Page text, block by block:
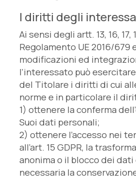
I diritti degli
Ai sensi degli artt. 13, 16, 17,
Regolamento UE 2016/679
modificazioni ed
l’interessato può
del Titolare i diritti di cui
norme e in particolare il
1) ottenere la conferma
Suoi dati personali;
2) ottenere l’accesso nei
all’art. 15 GDPR, la
anonima o il blocco dei dati
necessaria la